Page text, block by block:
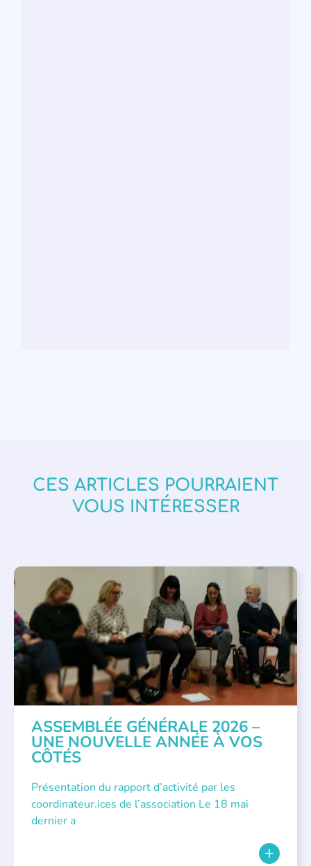
CES ARTICLES POURRAIENT
VOUS INTÉRESSER
APPEL À SOUTIEN , VIE DE L'ASSOCIATION
ASSEMBLÉE GÉNÉRALE 2026 –
UNE NOUVELLE ANNÉE À VOS
CÔTÉS
Présentation du rapport d’activité par les
coordinateur.ices de l’association Le 18 mai
dernier a